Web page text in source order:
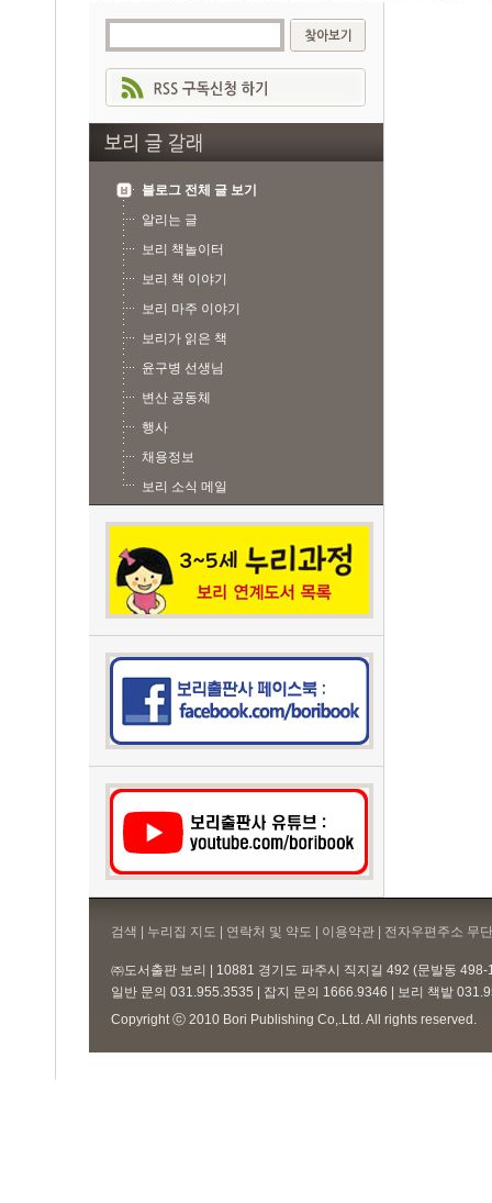
블로그 전체 글 보기
알리는 글
보리 책놀이터
보리 책 이야기
보리 마주 이야기
보리가 읽은 책
윤구병 선생님
변산 공동체
행사
채용정보
보리 소식 메일
검색 | 누리집 지도 | 연락처 및 약도 | 이용약관 | 전자우편주소 무
㈜도서출판 보리 | 10881 경기도 파주시 직지길 492 (문발동
일반 문의 031.955.3535 | 잡지 문의 1666.9346 | 보리 책밭
Copyright ⓒ 2010 Bori Publishing Co,.Ltd. All rights reserved.